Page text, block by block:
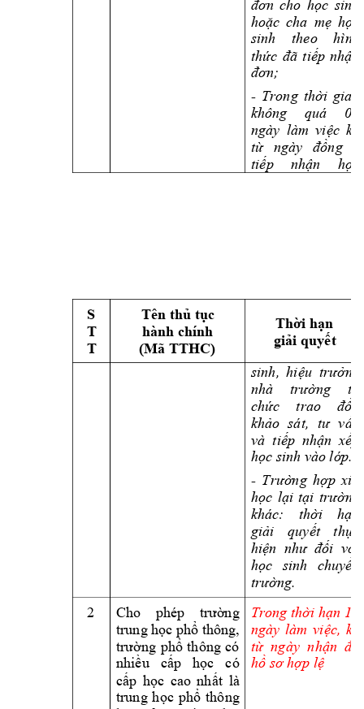
đơn cho học sinh
hoặc cha mẹ học
sinh theo hình
thức đã tiếp nhận
đơn;
- Trong thời gian
không quá 05
ngày làm việc kể
từ ngày đồng
tiếp
nhận học
S
T
T
Tên thủ tục
hành chính
(Mã TTHC)
Thời hạn
giải quyết
sinh, hiệu trưởng
nhà
trường
tổ
chức
trao
đổi,
khảo sát, tư vấn
và  tiếp  nhận xếp
học sinh vào lớp.
- Trường hợp xin
học lại tại trường
khác:
thời
hạn
giải
quyết
thực
hiện  như  đối  với
học
sinh chuyển
trường.
2 Cho phép
trường
trung học phổ thông,
trường phổ thông có
nhiều
cấp học
có
cấp học cao nhất là
trung học phổ thông
Trong thời hạn 1
ngày làm việc, kể
từ  ngày  nhận  đủ
hồ sơ hợp lệ